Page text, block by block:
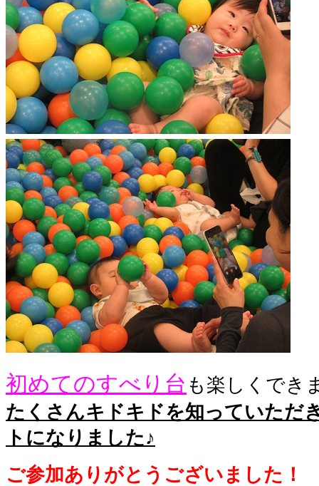
初めてのすべり台 も楽しくでき
たくさんキドキドを知っていただ
トになりました♪
ご参加ありがとうございました！